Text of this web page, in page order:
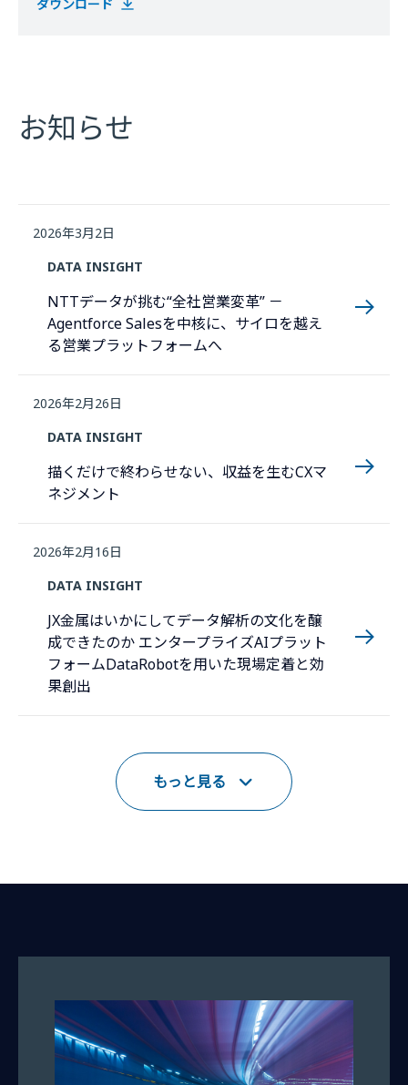
ダウンロード
お知らせ
2026年3月2日
DATA INSIGHT
NTTデータが挑む“全社営業変革” －
Agentforce Salesを中核に、サイロを越え
る営業プラットフォームへ
2026年2月26日
DATA INSIGHT
描くだけで終わらせない、収益を生むCXマ
ネジメント
2026年2月16日
DATA INSIGHT
JX金属はいかにしてデータ解析の文化を醸
成できたのか エンタープライズAIプラット
フォームDataRobotを用いた現場定着と効
果創出